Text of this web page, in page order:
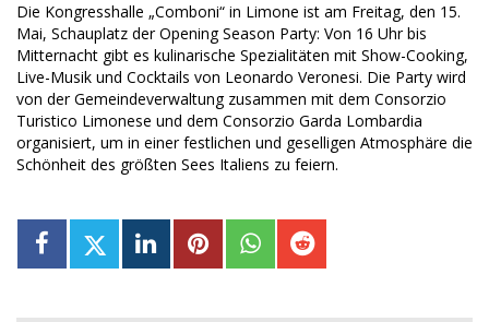
Die Kongresshalle „Comboni“ in Limone ist am Freitag, den 15.
Mai, Schauplatz der Opening Season Party: Von 16 Uhr bis
Mitternacht gibt es kulinarische Spezialitäten mit Show-Cooking,
Live-Musik und Cocktails von Leonardo Veronesi. Die Party wird
von der Gemeindeverwaltung zusammen mit dem Consorzio
Turistico Limonese und dem Consorzio Garda Lombardia
organisiert, um in einer festlichen und geselligen Atmosphäre die
Schönheit des größten Sees Italiens zu feiern.